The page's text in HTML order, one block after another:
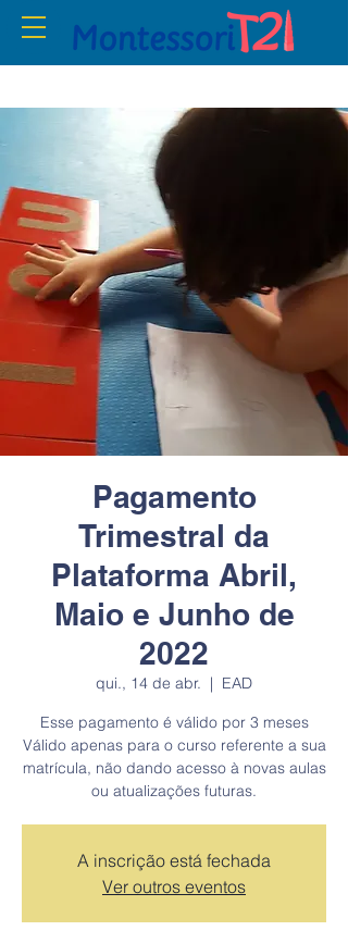
Pagamento
Trimestral da
Plataforma Abril,
Maio e Junho de
2022
qui., 14 de abr.
  |
EAD
Esse pagamento é válido por 3 meses
Válido apenas para o curso referente a sua
matrícula, não dando acesso à novas aulas
A inscrição está fechada
Ver outros eventos